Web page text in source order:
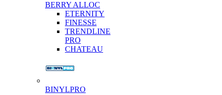
BERRY ALLOC
ETERNITY
FINESSE
TRENDLINE
PRO
CHATEAU
BINYLPRO